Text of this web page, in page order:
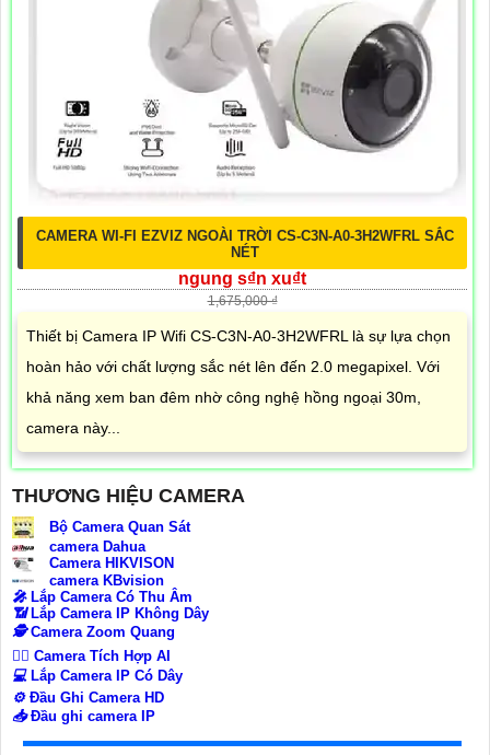
CAMERA WI-FI EZVIZ NGOÀI TRỜI CS-C3N-A0-3H2WFRL SẮC
NÉT
ngung s₫n xu₫t
1,675,000 ₫
Thiết bị Camera IP Wifi CS-C3N-A0-3H2WFRL là sự lựa chọn
hoàn hảo với chất lượng sắc nét lên đến 2.0 megapixel. Với
khả năng xem ban đêm nhờ công nghệ hồng ngoại 30m,
camera này...
THƯƠNG HIỆU CAMERA
Bộ Camera Quan Sát
camera Dahua
Camera HIKVISON
camera KBvision
️🎤️ Lắp Camera Có Thu Âm
📶 Lắp Camera IP Không Dây
🕵️Camera Zoom Quang
🧛‍♀️ Camera Tích Hợp AI
💻Lắp Camera IP Có Dây
⚙️Đầu Ghi Camera HD
📥Đầu ghi camera IP